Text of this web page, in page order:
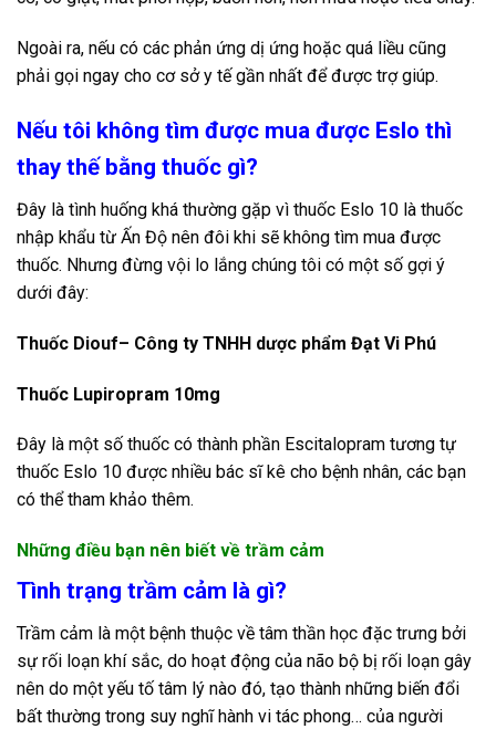
Ngoài ra, nếu có các phản ứng dị ứng hoặc quá liều cũng
phải gọi ngay cho cơ sở y tế gần nhất để được trợ giúp.
Nếu tôi không tìm được mua được Eslo thì
thay thế bằng thuốc gì?
Đây là tình huống khá thường gặp vì thuốc Eslo 10 là thuốc
nhập khẩu từ Ấn Độ nên đôi khi sẽ không tìm mua được
thuốc. Nhưng đừng vội lo lắng chúng tôi có một số gợi ý
dưới đây:
Thuốc Diouf– Công ty TNHH dược phẩm Đạt Vi Phú
Thuốc Lupiropram 10mg
Đây là một số thuốc có thành phần Escitalopram tương tự
thuốc Eslo 10 được nhiều bác sĩ kê cho bệnh nhân, các bạn
có thể tham khảo thêm.
Những điều bạn nên biết về trầm cảm
Tình trạng trầm cảm là gì?
Trầm cảm là một bệnh thuộc về tâm thần học đặc trưng bởi
sự rối loạn khí sắc, do hoạt động của não bộ bị rối loạn gây
nên do một yếu tố tâm lý nào đó, tạo thành những biến đổi
bất thường trong suy nghĩ hành vi tác phong… của người